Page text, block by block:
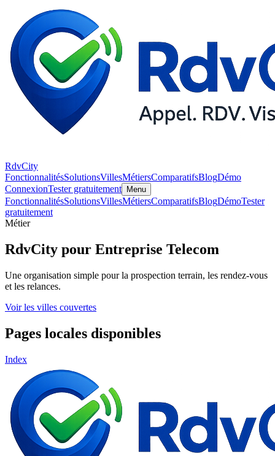
RdvCity
FonctionnalitésSolutionsVillesMétiersComparatifsBlogDémo
ConnexionTester gratuitement Menu
FonctionnalitésSolutionsVillesMétiersComparatifsBlogDémoTester
gratuitement
Métier
RdvCity pour Entreprise Telecom
Une organisation simple pour la prospection terrain, les rendez-vous
et les relances.
Voir les villes couvertes
Pages locales disponibles
Index